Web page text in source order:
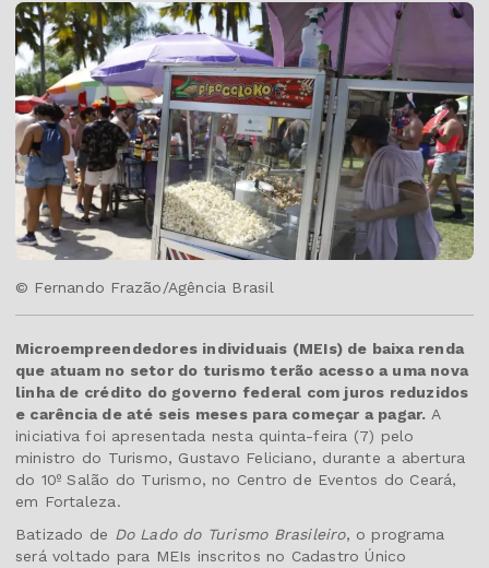
© Fernando Frazão/Agência Brasil
Microempreendedores individuais (MEIs) de baixa renda
que atuam no setor do turismo terão acesso a uma nova
linha de crédito do governo federal com juros reduzidos
e carência de até seis meses para começar a pagar. A
iniciativa foi apresentada nesta quinta-feira (7) pelo
ministro do Turismo, Gustavo Feliciano, durante a abertura
do 10º Salão do Turismo, no Centro de Eventos do Ceará,
em Fortaleza.
Batizado de Do Lado do Turismo Brasileiro, o programa
será voltado para MEIs inscritos no Cadastro Único